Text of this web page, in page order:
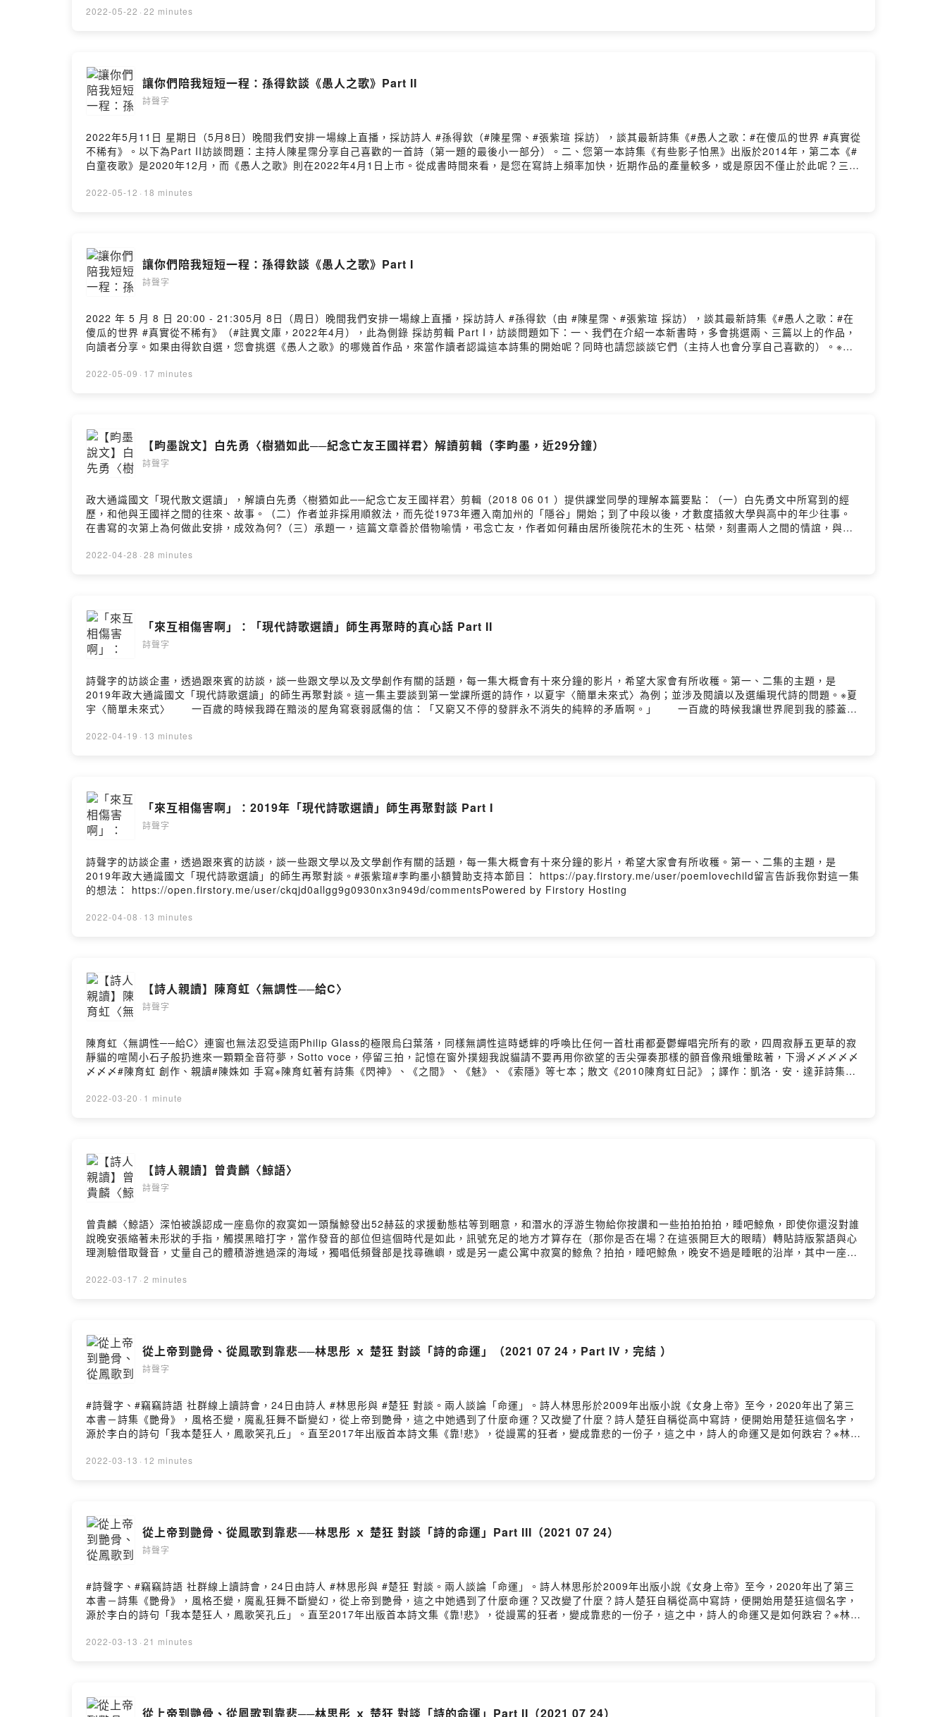
不在那兒（節錄） ◎孫梓評1我將糖果放入口中愈努力保護它愈消失2「超出列印範圍」「我了解而且我要繼續」3隔日，你將收到一根熄滅的火柴在前夜曾低聲請求
https://pay.firstory.me/user/ckqjd0allgg9g0930nx3n949d留言告訴我你對這一集的想法：
https://open.firstory.me/user/ckqjd0allgg9g0930nx3n949d/commentsPowered by Firstory Hosting
額贊助支持本節目： https://pay.firstory.me/user/ckqjd0allgg9g0930nx3n949d留言告訴我你對這一集的想法：
2022-05-22 · 22 minutes
讓你們陪我短短一程：孫得欽談《愚人之歌》Part II
詩聲字
2022年5月11日 星期日（5月8日）晚間我們安排一場線上直播，採訪詩人 #孫得欽（#陳星霈、#張紫瑄 採訪），談其最新詩集《#愚人之歌：#在傻瓜的世界 #真實從
不稀有》。以下為Part II訪談問題：主持人陳星霈分享自己喜歡的一首詩（第一題的最後小一部分）。二、您第一本詩集《有些影子怕黑》出版於2014年，第二本《#
白童夜歌》是2020年12月，而《愚人之歌》則在2022年4月1日上市。從成書時間來看，是您在寫詩上頻率加快，近期作品的產量較多，或是原因不僅止於此呢？三、
不該只有能夠理解各種複雜性的知識份子獨享。」詩作〈是有神祕〉寫道：「但不要神祕化／／任何事情／／才看得到最後那個神祕／／真正的神祕／／直直白白／／
會妨礙你直到你轉入下一階段小額贊助支持本節目： https://pay.firstory.me/user/ckqjd0allgg9g0930nx3n949d留言告訴我你對這一集的想法：
https://open.firstory.me/user/ckqjd0allgg9g0930nx3n949d/commentsPowered by Firstory Hosting
2022-05-12 · 18 minutes
讓你們陪我短短一程：孫得欽談《愚人之歌》Part I
詩聲字
2022 年 5 月 8 日 20:00 - 21:305月 8日（周日）晚間我們安排一場線上直播，採訪詩人 #孫得欽（由 #陳星霈、#張紫瑄 採訪），談其最新詩集《#愚人之歌：#在
傻瓜的世界 #真實從不稀有》（#註異文庫，2022年4月），此為側錄 採訪剪輯 Part I，訪談問題如下：一、我們在介紹一本新書時，多會挑選兩、三篇以上的作品，
向讀者分享。如果由得欽自選，您會挑選《愚人之歌》的哪幾首作品，來當作讀者認識這本詩集的開始呢？同時也請您談談它們（主持人也會分享自己喜歡的）。※〈#
吧？但牠可以傳遞花粉釀出好吃的蜜而且牠有那麼精緻的小腳鮮艷的肚子薄翅膀與針※〈#不要忘記〉有天我也會身敗名裂為了子虛烏有或是罪證確鑿的事情有天我也會
2022-05-09 · 17 minutes
【畇墨說文】白先勇〈樹猶如此──紀念亡友王國祥君〉解讀剪輯（李畇墨，近29分鐘）
詩聲字
政大通識國文「現代散文選讀」，解讀白先勇〈樹猶如此──紀念亡友王國祥君〉剪輯（2018 06 01 ）提供課堂同學的理解本篇要點：（一）白先勇文中所寫到的經
歷，和他與王國祥之間的往來、故事。（二）作者並非採用順敘法，而先從1973年遷入南加州的「隱谷」開始；到了中段以後，才數度插敘大學與高中的年少往事。
在書寫的次第上為何做此安排，成效為何?（三）承題一，這篇文章善於借物喻情，弔念亡友，作者如何藉由居所後院花木的生死、枯榮，刻畫兩人之間的情誼，與彼
的採討，記者對白先勇的採訪報導，協助自己閱讀、理解〈樹猶如此〉。小額贊助支持本節目： https://pay.firstory.me/user/ckqjd0allgg9g0930nx3n949d留言告
2022-04-28 · 28 minutes
「來互相傷害啊」：「現代詩歌選讀」師生再聚時的真心話 Part II
詩聲字
詩聲字的訪談企畫，透過跟來賓的訪談，談一些跟文學以及文學創作有關的話題，每一集大概會有十來分鐘的影片，希望大家會有所收穫。第一、二集的主題，是
2019年政大通識國文「現代詩歌選讀」的師生再聚對談。這一集主要談到第一堂課所選的詩作，以夏宇〈簡單未來式〉為例；並涉及閱讀以及選編現代詩的問題。※夏
宇〈簡單未來式〉 一百歲的時候我蹲在黯淡的屋角寫衰弱感傷的信：「又窮又不停的發胖永不消失的純粹的矛盾啊。」 一百歲的時候我讓世界爬到我的膝蓋上
說：「他看起來比較誠實了。」夢是兩點之間最短的距離夢是真正聰明的一個老去的超現實主義者我微笑入睡但根據他們的說法，那就是死我的壽衣太大棺槨太小分配
2022-04-19 · 13 minutes
「來互相傷害啊」：2019年「現代詩歌選讀」師生再聚對談 Part I
詩聲字
詩聲字的訪談企畫，透過跟來賓的訪談，談一些跟文學以及文學創作有關的話題，每一集大概會有十來分鐘的影片，希望大家會有所收穫。第一、二集的主題，是
2019年政大通識國文「現代詩歌選讀」的師生再聚對談。#張紫瑄#李畇墨小額贊助支持本節目： https://pay.firstory.me/user/poemlovechild留言告訴我你對這一集
的想法： https://open.firstory.me/user/ckqjd0allgg9g0930nx3n949d/commentsPowered by Firstory Hosting
2022-04-08 · 13 minutes
【詩人親讀】陳育虹〈無調性──給C​〉
詩聲字
陳育虹〈無調性──給C​〉​連窗也無法忍受這雨​Philip Glass的極限​烏臼葉落，同樣無調性​這時蟋蟀的呼喚比任何一首杜甫都憂鬱​蟬唱完所有的歌，四周寂靜​五更草的寂
靜​​貓的喧鬧小石子般扔進來​一顆顆全音符​夢，Sotto voce，停留三拍，記憶在窗外撲翅​我說貓請不要再用你欲望的舌尖彈奏​那樣的顫音像飛蛾​暈眩著，下滑​〆〆〆〆〆
〆〆〆#陳育虹​ 創作、親讀#陳姝如 手寫※陳育虹著有詩集《閃神》、《之間》、《魅》、《索隱》等七本；散文《2010陳育虹日記》；譯作：凱洛．安．達菲詩集
2018年於法國Les Editions Circé出版法譯詩集《我告訴過你Je te l’ai déjà dit》。2004年獲《台灣詩選》年度詩獎，2007年獲中國文藝協會文藝獎章，2017年獲
2022-03-20 · 1 minute
【詩人親讀】曾貴麟〈鯨語〉
詩聲字
曾貴麟〈鯨語〉深怕被誤認成一座島你的寂寞如一頭鬚鯨發出52赫茲的求援動態枯等到睏意，和潛水的浮游生物給你按讚和一些拍拍拍拍，睡吧鯨魚，即使你還沒對誰
說晚安張縮著未形狀的手指，觸摸黑暗打字，當作發音的部位但這個時代是如此，訊號充足的地方才算存在（那你是否在場？在這張開巨大的眼睛）轉貼詩版絮語與心
理測驗借取聲音，丈量自己的體積游進過深的海域，獨唱低頻聲部是找尋礁嶼，或是另一處公寓中寂寞的鯨魚？拍拍，睡吧鯨魚，晚安不過是睡眠的沿岸，其中一座燈
知黑暗是多大的房間回音證明你的內耳裡居住著龐大的自己早晨，冬陽裡飛出水鳥你終於浮出海面〆〆〆〆〆〆〆〆#曾貴麟 創作、親讀及襯樂，Instagram：
by Firstory Hosting
2022-03-17 · 2 minutes
從上帝到艷骨、從鳳歌到靠悲──林思彤 ｘ 楚狂 對談「詩的命運」（2021 07 24，Part IV，完結 ）
詩聲字
#詩聲字、#竊竊詩語 社群線上讀詩會，24日由詩人 #林思彤與 #楚狂 對談。兩人談論「命運」。詩人林思彤於2009年出版小說《女身上帝》至今，2020年出了第三
本書－詩集《艷骨》，風格丕變，魔亂狂舞不斷變幻，從上帝到艷骨，這之中她遇到了什麼命運？又改變了什麼？詩人楚狂自稱從高中寫詩，便開始用楚狂這個名字，
源於李白的詩句「我本楚狂人，鳳歌笑孔丘」。直至2017年出版首本詩文集《靠!悲》，從謾罵的狂者，變成靠悲的一份子，這之中，詩人的命運又是如何跌宕？※林思
人招領的註腳從門檻到門檻，天使與惡魔的拉鋸來不及告訴我如何換氣如何呼吸繼續生存再繼續全然地相遇畫布留白，剩下你自顧自的夢囈：詩，是造就天使的素
三稜鏡折射你走上米拉波橋，向倒影告解並吟唱詠嘆調的哀艷：一切都回來了，以更征服的姿勢 帶點靈魂的傷痕、海風的滄桑 雖然苦艾的香味曾將我推往畫外及遠
方 但我仍舊記得影子的畫像 是光線忠實地寫下睡眠時的殘影 記錄我長期倦於腥紅色的搖擺，就像 蛇吻和匕首都是誘人的美貌，我沒有 我沒有發瘋，沒有厭世
的浪漫 妻子還在等我回家……而一枚被樂譜惡意遺棄的音符該如何自處或改變？才能夠重新接納為和諧的天籟鐘聲響起、天使的號角響起是時候吹奏死亡賦格曲讓我
的嗓音圓滑地滾動遺言最後一次登台的姿勢轉折為你背影末端的敘事當你再次站在塞納河畔終於得到夕陽捎來的訊息以兒時的方言書寫童年能暫時忘記生活和現實對我
靈魂吧檯內外總是流轉著平凡無奇的履歷斷裂的對話或構圖被陌生人的耳朵拾起或竊取，影子和名字難道只能投射在未出版的詩集扉頁裡誰來告訴我是否該向命運妥
協，而你的人生碎了，我只好完整。※講者介紹：林思彤（1982-）新北市中和人；曾用名馮瑀珊。中興大學文學碩士，文學與哲學雙學士。現任「詩聲字」總召、喜
菡文學網散文版召集人、文學獎評審及《有荷》文學雜誌副總編輯。曾獲2020年詩探索發現獎，2010年優秀青年詩人獎等。已出版詩集《艷骨》、《茱萸結》，短篇
《鏡像：創世紀65年詩選(2014-2019)》、《2018臺灣詩選》。侍奉四位主子，一雪一滾一洽一淙，總管「爽爽滾」FB粉絲專頁，每天早上祈禱，祈禱主子們對奴才
2022-03-13 · 12 minutes
從上帝到艷骨、從鳳歌到靠悲──林思彤 ｘ 楚狂 對談「詩的命運」Part III（2021 07 24）
詩聲字
#詩聲字、#竊竊詩語 社群線上讀詩會，24日由詩人 #林思彤與 #楚狂 對談。兩人談論「命運」。詩人林思彤於2009年出版小說《女身上帝》至今，2020年出了第三
本書－詩集《艷骨》，風格丕變，魔亂狂舞不斷變幻，從上帝到艷骨，這之中她遇到了什麼命運？又改變了什麼？詩人楚狂自稱從高中寫詩，便開始用楚狂這個名字，
源於李白的詩句「我本楚狂人，鳳歌笑孔丘」。直至2017年出版首本詩文集《靠!悲》，從謾罵的狂者，變成靠悲的一份子，這之中，詩人的命運又是如何跌宕？※林思
多年，徒留冰冷空洞的眼神趕著搭上列車，深怕被世界狠狠地割捨，有些人在哭說感情的滄海桑田比光速還快有人趕赴從未去過的城市，那裡有新的愛人正等著攜手終
都在笑那個她恨不得快點飛向他那個她這麼多年，還是沒能靠近沒能忘懷他。那個她口口聲聲為他辯駁給出僅有的身體和呼吸被拋下的她癡心等待，一班早已失事翻覆
的列車，上不了天堂被寵愛的她，絲毫不覺命運即將帶她進入地獄，分手比死亡更殘忍體內有另一個生命的她，始終不明白生命究竟是怎麼一回事長長的一生，又要帶
2022-03-13 · 21 minutes
從上帝到艷骨、從鳳歌到靠悲──林思彤 ｘ 楚狂 對談「詩的命運」Part II（2021 07 24）